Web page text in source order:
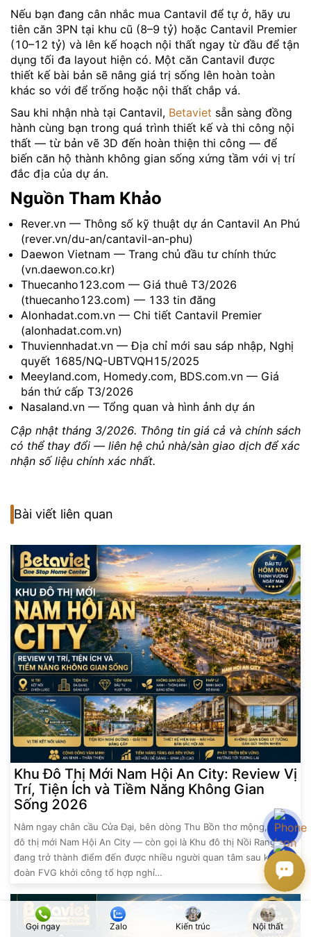
Nếu bạn đang cân nhắc mua Cantavil để tự ở, hãy ưu
tiên căn 3PN tại khu cũ (8–9 tỷ) hoặc Cantavil Premier
(10–12 tỷ) và lên kế hoạch nội thất ngay từ đầu để tận
dụng tối đa layout hiện có. Một căn Cantavil được
thiết kế bài bản sẽ nâng giá trị sống lên hoàn toàn
khác so với để trống hoặc nội thất chắp vá.
Sau khi nhận nhà tại Cantavil, Betaviet sẵn sàng đồng
hành cùng bạn trong quá trình thiết kế và thi công nội
thất — từ bản vẽ 3D đến hoàn thiện thi công — để
biến căn hộ thành không gian sống xứng tầm với vị trí
đắc địa của dự án.
Nguồn Tham Khảo
Rever.vn — Thông số kỹ thuật dự án Cantavil An Phú
(rever.vn/du-an/cantavil-an-phu)
Daewon Vietnam — Trang chủ đầu tư chính thức
(vn.daewon.co.kr)
Thuecanho123.com — Giá thuê T3/2026
(thuecanho123.com) — 133 tin đăng
Alonhadat.com.vn — Chi tiết Cantavil Premier
(alonhadat.com.vn)
Thuviennhadat.vn — Địa chỉ mới sau sáp nhập, Nghị
quyết 1685/NQ-UBTVQH15/2025
Meeyland.com, Homedy.com, BDS.com.vn — Giá
bán thứ cấp T3/2026
Nasaland.vn — Tổng quan và hình ảnh dự án
Cập nhật tháng 3/2026. Thông tin giá cả và chính sách
có thể thay đổi — liên hệ chủ nhà/sàn giao dịch để xác
nhận số liệu chính xác nhất.
Bài viết liên quan
Khu Đô Thị Mới Nam Hội An City: Review Vị
Trí, Tiện Ích và Tiềm Năng Không Gian
Sống 2026
Nằm ngay chân cầu Cửa Đại, bên dòng Thu Bồn thơ mộng, khu
đô thị mới Nam Hội An City — còn gọi là Khu đô thị Nồi Rang —
đang trở thành điểm đến được nhiều người quan tâm sau khi Tập
đoàn FVG khởi công tổ hợp nghỉ…
Gọi ngay Zalo Kiến trúc Nội thất